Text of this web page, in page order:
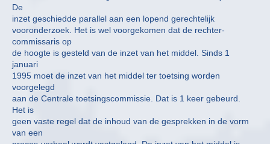
De
inzet geschiedde parallel aan een lopend gerechtelijk
vooronderzoek. Het is wel voorgekomen dat de rechter-
commissaris op
de hoogte is gesteld van de inzet van het middel. Sinds 1
januari
1995 moet de inzet van het middel ter toetsing worden
voorgelegd
aan de Centrale toetsingscommissie. Dat is 1 keer gebeurd.
Het is
geen vaste regel dat de inhoud van de gesprekken in de vorm
van een